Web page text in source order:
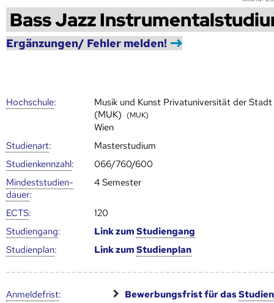
Bass Jazz
Ergänzungen/ Fehler melden!
Hoch­schule:
Musik und Kunst Privatuniversität der Stadt
(MUK)
(MUK)
Wien
Studienart:
Masterstudium
Studien­kenn­zahl:
066/760/600
Mindest­studien­
dauer:
4 Semester
ECTS:
120
Studien­gang: Link zumStudien­gang
Studien­plan: Link zumStudien­plan
Anmelde­frist: Bewerbungsfrist für das